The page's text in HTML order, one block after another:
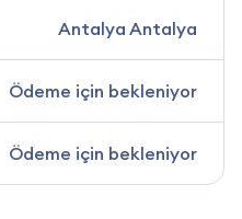
Antalya Antalya
Ödeme için bekleniyor
Ödeme için bekleniyor